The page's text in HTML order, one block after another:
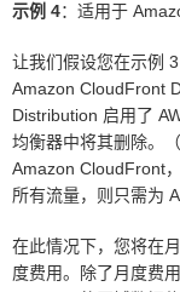
示例 4：适用于
让我们假设您在示例
Amazon CloudFront
Distribution 启用了
均衡器中将其删除。
Amazon CloudFront
所有流量，则只需为
在此情况下，您将在
度费用。除了月度费